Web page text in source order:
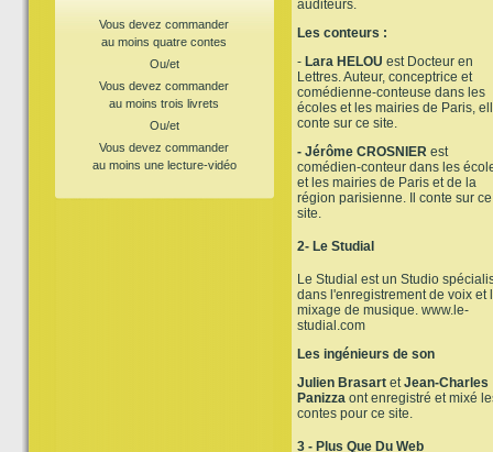
Vous devez commander
au moins quatre contes
Ou/et
Vous devez commander
au moins trois livrets
Ou/et
Vous devez commander
au moins une lecture-vidéo
auditeurs.
Les conteurs :
- Lara HELOU est Docteur en
Lettres. Auteur, conceptrice et
comédienne-conteuse dans les
écoles et les mairies de Paris,
conte sur ce site.
- Jérôme CROSNIER est
comédien-conteur dans les
et les mairies de Paris et de la
région parisienne. Il conte sur ce
site.
2- Le Studial
Le Studial est un Studio
dans l'enregistrement de voix et
mixage de musique. www.le-
studial.com
Les ingénieurs de son
Julien Brasart etJean-Charles
Panizzaont enregistré et mixé
contes pour ce site.
3 - Plus Que Du Web